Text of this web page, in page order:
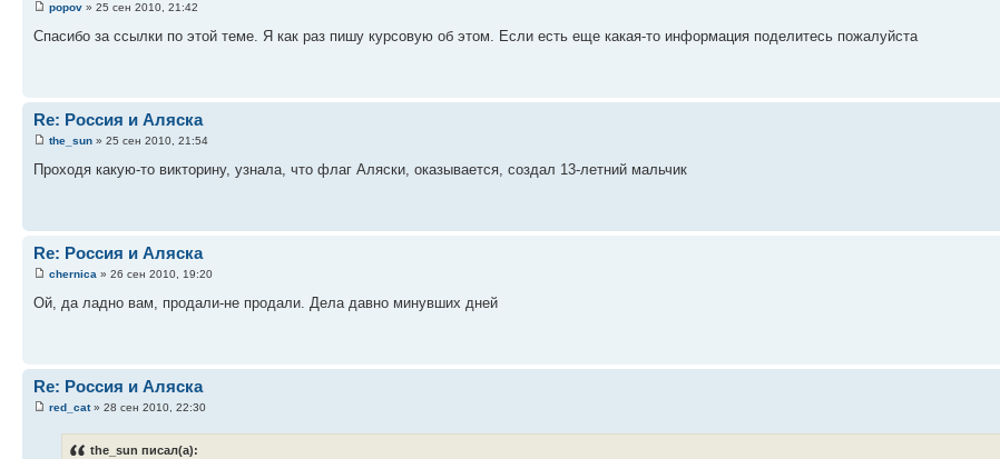
popov » 25 сен 2010, 21:42
Спасибо за ссылки по этой теме. Я как раз пишу курсовую об этом. Если есть еще какая-то информация поделитесь пожалуйста
Re: Россия и Аляска
the_sun » 25 сен 2010, 21:54
Проходя какую-то викторину, узнала, что флаг Аляски, оказывается, создал 13-летний мальчик
Re: Россия и Аляска
chernica » 26 сен 2010, 19:20
Ой, да ладно вам, продали-не продали. Дела давно минувших дней
Re: Россия и Аляска
red_cat» 28 сен 2010, 22:30
the_sun писал(а):